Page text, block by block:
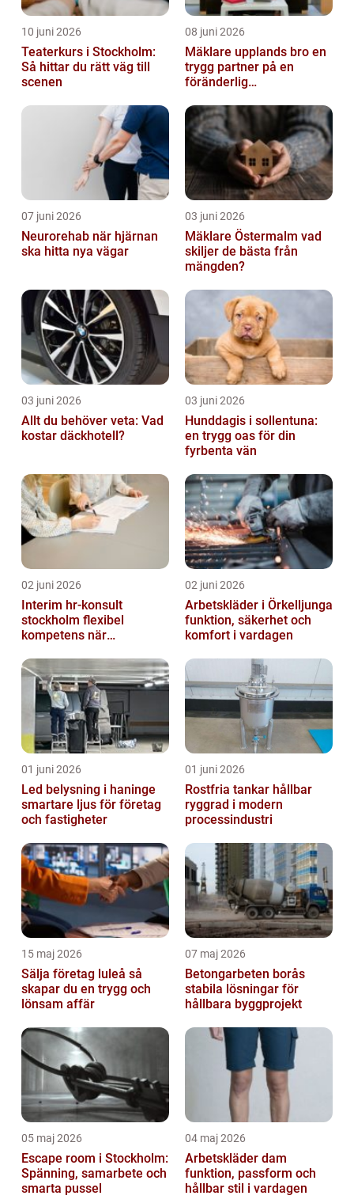
10 juni 2026
Teaterkurs i Stockholm:
Så hittar du rätt väg till
scenen
08 juni 2026
Mäklare upplands bro en
trygg partner på en
föränderlig
07 juni 2026
Neurorehab när hjärnan
ska hitta nya vägar
03 juni 2026
Mäklare Östermalm vad
skiljer de bästa från
mängden?
03 juni 2026
Allt du behöver veta: Vad
kostar däckhotell?
03 juni 2026
Hunddagis i sollentuna:
en trygg oas för din
fyrbenta vän
02 juni 2026
Interim hr-konsult
stockholm flexibel
kompetens när
02 juni 2026
Arbetskläder i Örkelljunga
funktion, säkerhet och
komfort i vardagen
01 juni 2026
Led belysning i haninge
smartare ljus för företag
och fastigheter
01 juni 2026
Rostfria tankar hållbar
ryggrad i modern
processindustri
15 maj 2026
Sälja företag luleå så
skapar du en trygg och
lönsam affär
07 maj 2026
Betongarbeten borås
stabila lösningar för
hållbara byggprojekt
05 maj 2026
Escape room i Stockholm:
Spänning, samarbete och
smarta pussel
04 maj 2026
Arbetskläder dam
funktion, passform och
hållbar stil i vardagen